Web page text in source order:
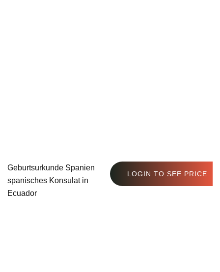
Geburtsurkunde Spanien
spanisches Konsulat in
Ecuador
LOGIN TO SEE PRICE